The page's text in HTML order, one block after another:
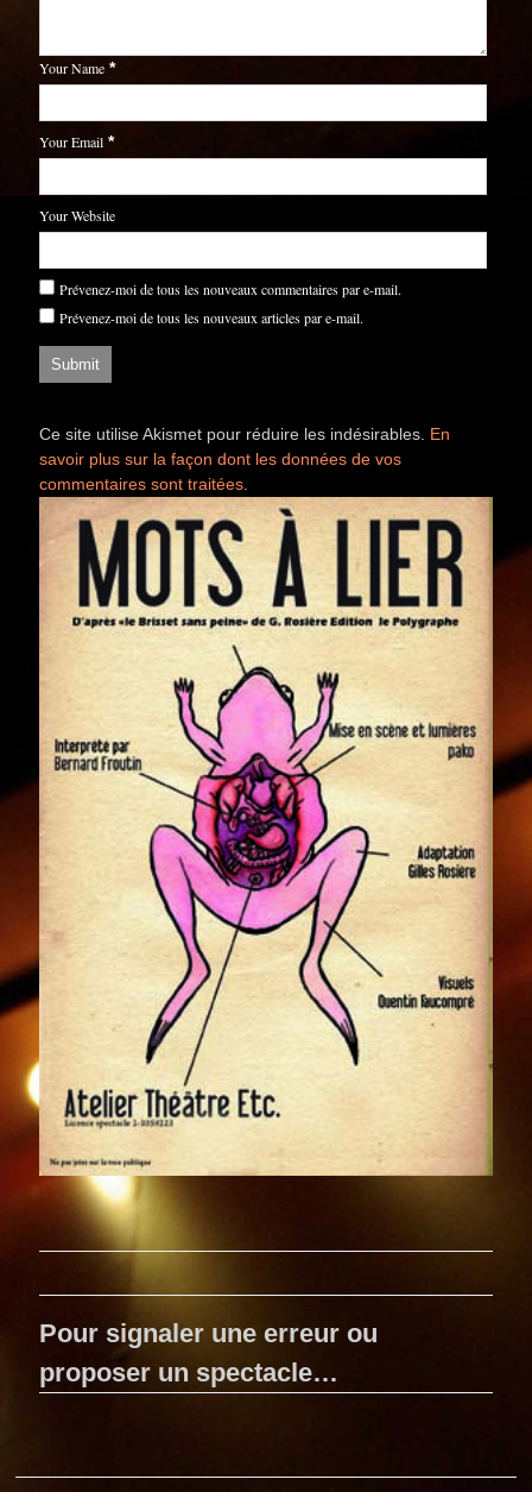
Your Name *
Your Email *
Your Website
Prévenez-moi de tous les nouveaux commentaires par e-mail.
Prévenez-moi de tous les nouveaux articles par e-mail.
Ce site utilise Akismet pour réduire les indésirables. En
savoir plus sur la façon dont les données de vos
commentaires sont traitées
Pour signaler une erreur ou
proposer un spectacle…